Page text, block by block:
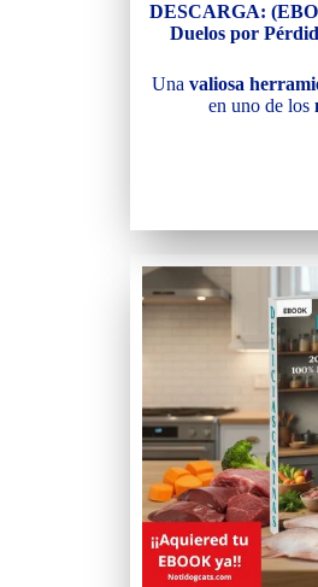
DESCARGA:
Duelos por
Unavaliosa
en uno de los